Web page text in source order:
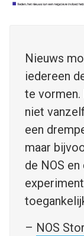
Nieuws
iedereen
te vormen.
niet
een
maar
de NOS
– NOS